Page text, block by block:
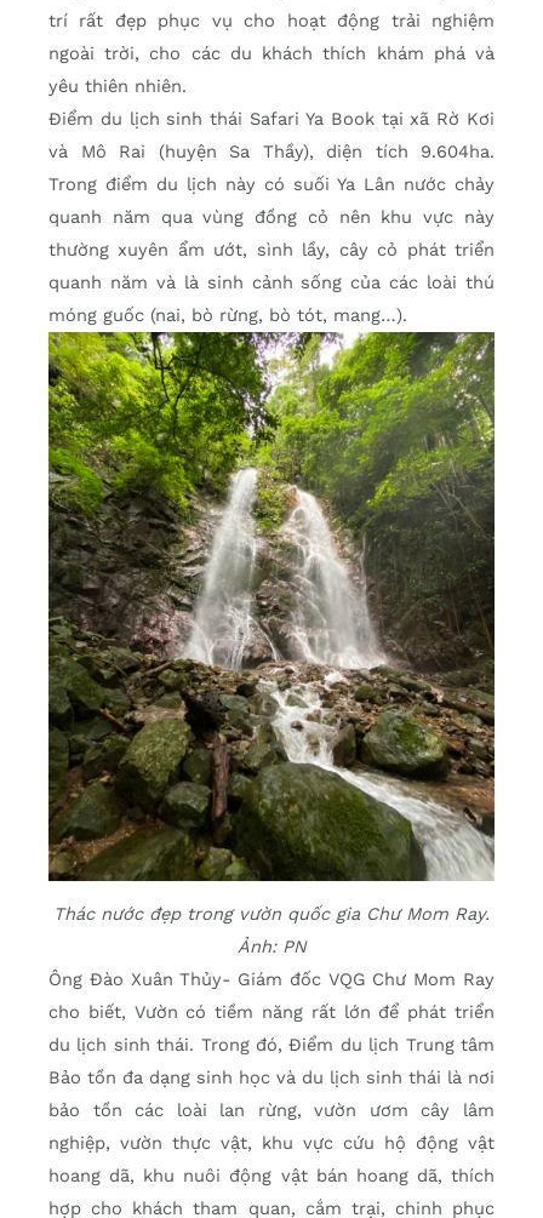
trí rất đẹp phục vụ cho hoạt động trải nghiệm
ngoài trời, cho các du khách thích khám phá và
yêu thiên nhiên.
Điểm du lịch sinh thái Safari Ya Book tại xã Rờ Kơi
và Mô Rai (huyện Sa Thầy), diện tích 9.604ha.
Trong điểm du lịch này có suối Ya Lân nước chảy
quanh năm qua vùng đồng cỏ nên khu vực này
thường xuyên ẩm ướt, sình lầy, cây cỏ phát triển
quanh năm và là sinh cảnh sống của các loài thú
móng guốc (nai, bò rừng, bò tót, mang…).
Thác nước đẹp trong vườn quốc gia Chư Mom Ray.
Ảnh: PN
Ông Đào Xuân Thủy- Giám đốc VQG Chư Mom Ray
cho biết, Vườn có tiềm năng rất lớn để phát triển
du lịch sinh thái. Trong đó, Điểm du lịch Trung tâm
Bảo tồn đa dạng sinh học và du lịch sinh thái là nơi
bảo tồn các loài lan rừng, vườn ươm cây lâm
nghiệp, vườn thực vật, khu vực cứu hộ động vật
hoang dã, khu nuôi động vật bán hoang dã, thích
hợp cho khách tham quan, cắm trại, chinh phục